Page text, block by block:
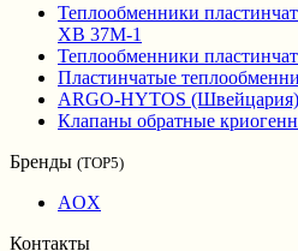
Теплообменники
XB 37M-1
Теплообменники
Пластинчатые
ARGO-HYTOS (Швейцария)
Клапаны обратные
Бренды (TOP5)
AOX
Контакты